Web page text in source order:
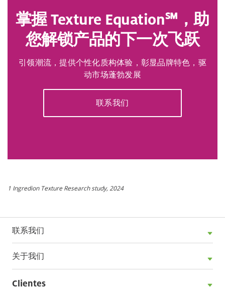
掌握 Texture Equation℠，助
您解锁产品的下一次飞跃
引领潮流，提供个性化质构体验，彰显品牌特色，驱
动市场蓬勃发展
联系我们
1 Ingredion Texture Research study, 2024
联系我们
关于我们
Clientes